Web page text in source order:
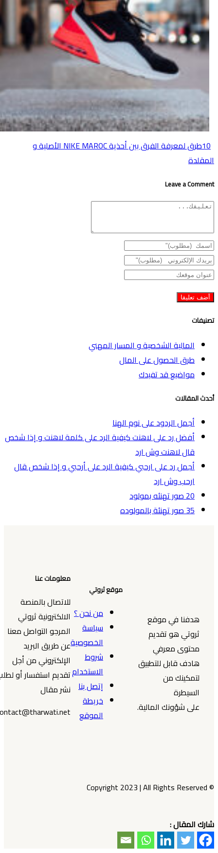
10طرق لمعرفة الفرق بين أحذية NIKE MAROC اﻷصلية و
المقلدة
Leave a Comment
تصنيفات
المالية الشخصية و المسار المهني
طرق الحصول على المال
مواضيع قد تفيدك
أحدث المقالات
أجمل الردود على نوم الهنا
أفضل رد على لاهنت كيفية الرد على كلمة لاهنت و إذا شخص
قال لاهنت وش ارد
أجمل رد على ارحبي كيفية الرد على أرحبي و إذا شخص قال
ارحب وش ارد
20 صور تهنئه بمولود
35 صور تهنئة بالمولوده
هدفنا في موقع
ثروتي هو تقديم
محتوى معرفي
هادف قابل للتطبيق
لتمكينك من
السيطرة
على شؤونك المالية.
موقع ثروتي
من نحن ؟
سياسة
الخصوصية
شروط
الاستخدام
إتصل بنا
خريطة
الموقع
معلومات عنا
للاتصال بالمنصة
الالكترونية ثروتي
المرجو التواصل معنا
عن طريق البريد
الإلكتروني من أجل
تقديم استفسار أو لطلب
نشر مقال
contact@tharwati.net
© Copyright 2023 | All Rights Reserved
شارك المقال :